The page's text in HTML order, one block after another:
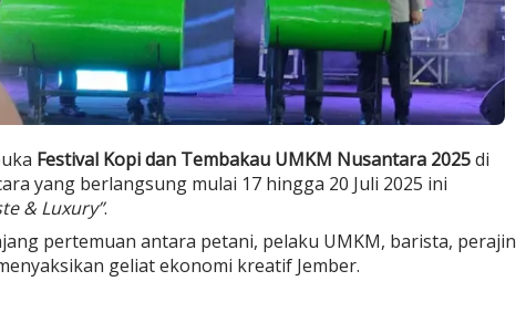
Festival Kopi dan Tembakau UMKM Nusantara 2025di
yang berlangsung mulai 17 hingga 20 Juli 2025 ini
& Luxury”.
pertemuan antara petani, pelaku UMKM, barista, perajin
geliat ekonomi kreatif Jember.